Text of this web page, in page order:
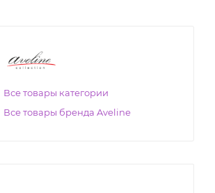
Все товары категории
Все товары бренда Aveline